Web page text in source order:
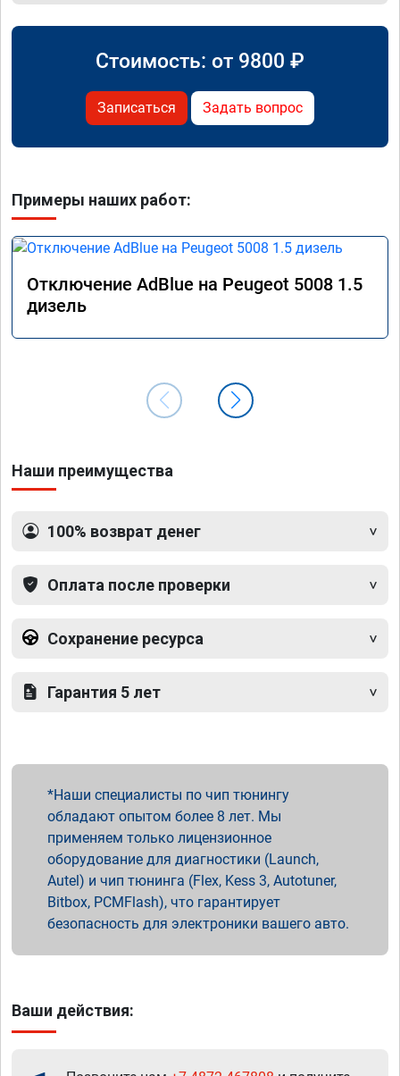
Стоимость: от 9800 ₽
Записаться Задать вопрос
Примеры наших работ:
Отключение AdBlue на Peugeot 5008 1.5
дизель
Наши преимущества
100% возврат денег
Оплата после проверки
Сохранение ресурса
Гарантия 5 лет
Наши специалисты по чип тюнингу
обладают опытом более 8 лет. Мы
применяем только лицензионное
оборудование для диагностики (Launch,
Autel) и чип тюнинга (Flex, Kess 3, Autotuner,
Bitbox, PCMFlash), что гарантирует
безопасность для электроники вашего авто.
Ваши действия: